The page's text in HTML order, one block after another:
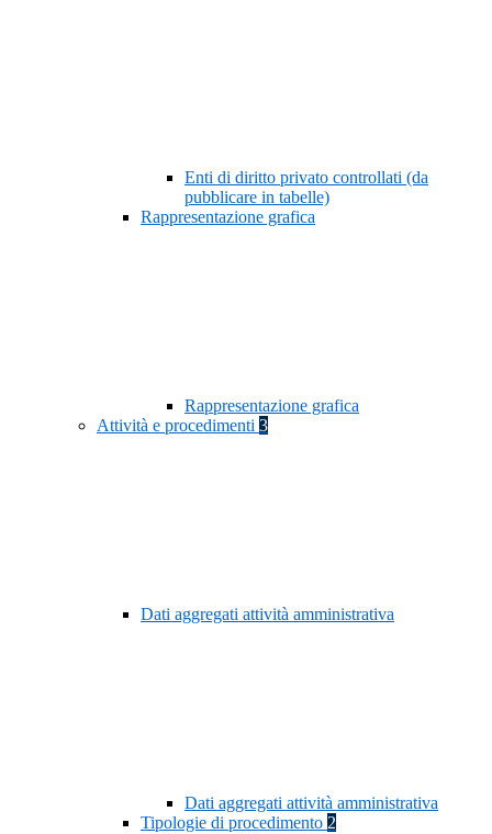
Enti di diritto privato controllati (da
pubblicare in tabelle)
Rappresentazione grafica
Rappresentazione grafica
Attività e procedimenti 3
Dati aggregati attività amministrativa
Dati aggregati attività amministrativa
Tipologie di procedimento 2